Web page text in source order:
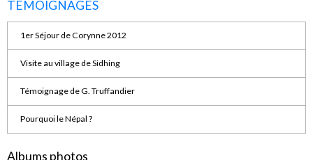
TEMOIGNAGES
1er Séjour de Corynne 2012
Visite au village de Sidhing
Témoignage de G. Truffandier
Pourquoi le Népal ?
Albums photos